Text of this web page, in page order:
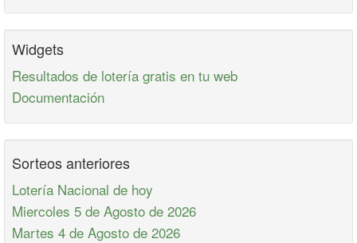
Widgets
Resultados de lotería gratis en tu web
Documentación
Sorteos anteriores
Lotería Nacional de hoy
Miercoles 5 de Agosto de 2026
Martes 4 de Agosto de 2026